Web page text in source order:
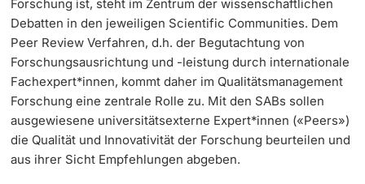
Forschung ist, steht im Zentrum der wissenschaftlichen
Debatten in den jeweiligen Scientific Communities. Dem
Peer Review Verfahren, d.h. der Begutachtung von
Forschungsausrichtung und -leistung durch internationale
Fachexpert*innen, kommt daher im Qualitätsmanagement
Forschung eine zentrale Rolle zu. Mit den SABs sollen
ausgewiesene universitätsexterne Expert*innen («Peers»)
die Qualität und Innovativität der Forschung beurteilen und
aus ihrer Sicht Empfehlungen abgeben.